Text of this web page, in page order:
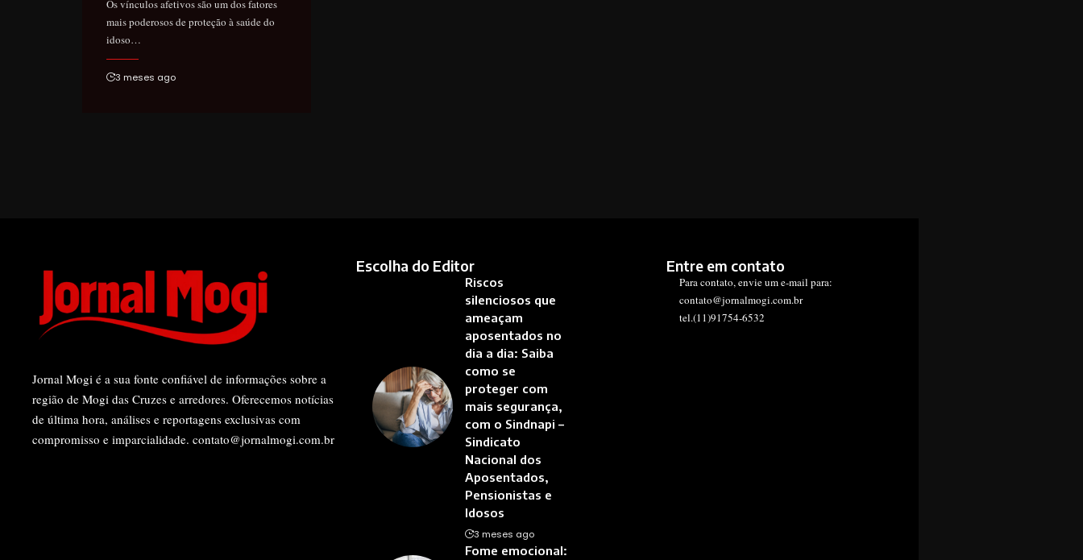
Os vínculos afetivos são um dos fatores
mais poderosos de proteção à saúde do
idoso…
3 meses ago
Jornal Mogi é a sua fonte confiável de informações sobre a
região de Mogi das Cruzes e arredores. Oferecemos notícias
de última hora, análises e reportagens exclusivas com
compromisso e imparcialidade. contato@jornalmogi.com.br
Escolha do Editor
Riscos
silenciosos que
ameaçam
aposentados no
dia a dia: Saiba
como se
proteger com
mais segurança,
com o Sindnapi –
Sindicato
Nacional dos
Aposentados,
Pensionistas e
Idosos
3 meses ago
Fome emocional:
Entre em contato
Para contato, envie um e-mail para:
contato@jornalmogi.com.br
tel.(11)91754-6532